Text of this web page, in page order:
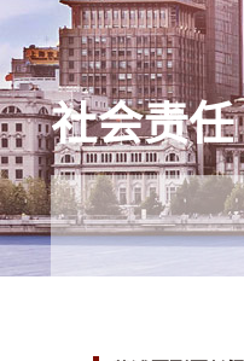
社会责任